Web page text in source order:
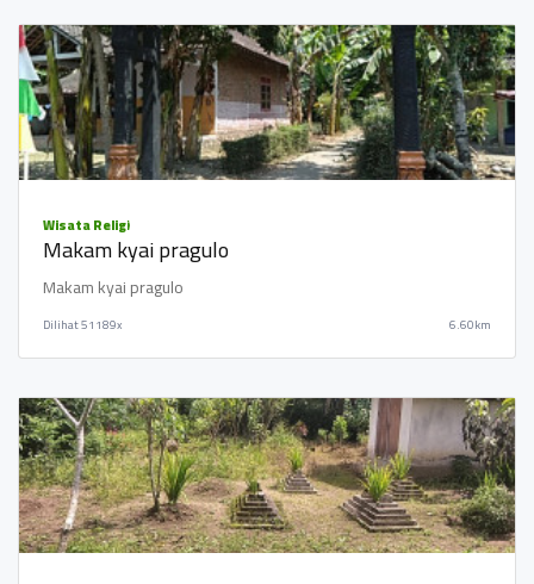
Wisata Religi
Makam kyai pragulo
Makam kyai pragulo
Dilihat51189x 6.60km